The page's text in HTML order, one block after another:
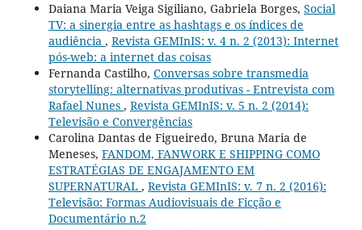
Daiana Maria Veiga Sigiliano, Gabriela Borges, Social
TV: a sinergia entre as hashtags e os índices de
audiência , Revista GEMInIS: v. 4 n. 2 (2013): Internet
pós-web: a internet das coisas
Fernanda Castilho, Conversas sobre transmedia
storytelling: alternativas produtivas - Entrevista com
Rafael Nunes , Revista GEMInIS: v. 5 n. 2 (2014):
Televisão e Convergências
Carolina Dantas de Figueiredo, Bruna Maria de
Meneses, FANDOM, FANWORK E SHIPPING COMO
ESTRATÉGIAS DE ENGAJAMENTO EM
SUPERNATURAL , Revista GEMInIS: v. 7 n. 2 (2016):
Televisão: Formas Audiovisuais de Ficção e
Documentário n.2